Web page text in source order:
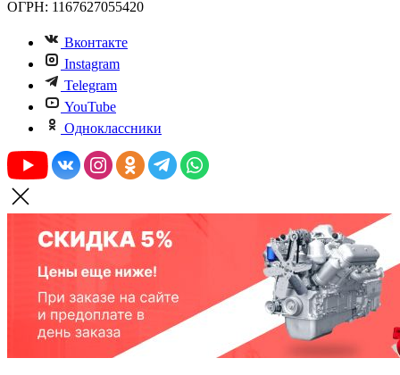
ОГРН: 1167627055420
Вконтакте
Instagram
Telegram
YouTube
Одноклассники